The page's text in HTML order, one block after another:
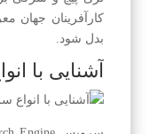
کارآفرینان جهان
بدل شود.
آشنایی با